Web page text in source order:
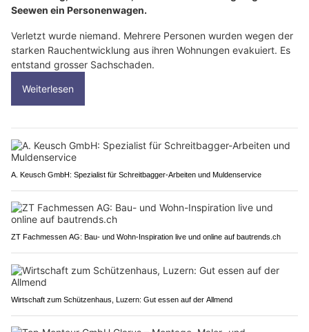
Seewen ein Personenwagen.
Verletzt wurde niemand. Mehrere Personen wurden wegen der
starken Rauchentwicklung aus ihren Wohnungen evakuiert. Es
entstand grosser Sachschaden.
Weiterlesen
A. Keusch GmbH: Spezialist für Schreitbagger-Arbeiten und Muldenservice
ZT Fachmessen AG: Bau- und Wohn-Inspiration live und online auf bautrends.ch
Wirtschaft zum Schützenhaus, Luzern: Gut essen auf der Allmend